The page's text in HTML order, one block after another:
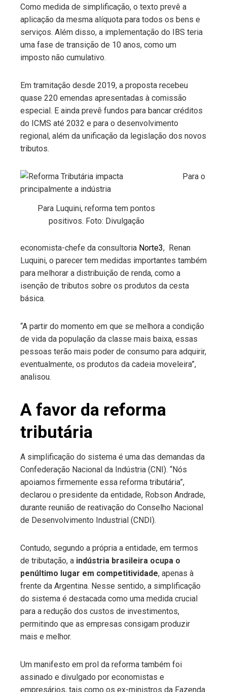
Como medida de simplificação, o texto prevê a
aplicação da mesma alíquota para todos os bens e
serviços. Além disso, a implementação do IBS teria
uma fase de transição de 10 anos, como um
imposto não cumulativo.
Em tramitação desde 2019, a proposta recebeu
quase 220 emendas apresentadas à comissão
especial. E ainda prevê fundos para bancar créditos
do ICMS até 2032 e para o desenvolvimento
regional, além da unificação da legislação dos novos
tributos.
Para Luquini, reforma tem pontos
positivos. Foto: Divulgação
Para o
economista-chefe da consultoria Norte3, Renan
Luquini, o parecer tem medidas importantes também
para melhorar a distribuição de renda, como a
isenção de tributos sobre os produtos da cesta
básica.
“A partir do momento em que se melhora a condição
de vida da população da classe mais baixa, essas
pessoas terão mais poder de consumo para adquirir,
eventualmente, os produtos da cadeia moveleira”,
analisou.
A favor da reforma
tributária
A simplificação do sistema é uma das demandas da
Confederação Nacional da Indústria (CNI). “Nós
apoiamos firmemente essa reforma tributária”,
declarou o presidente da entidade, Robson Andrade,
durante reunião de reativação do Conselho Nacional
de Desenvolvimento Industrial (CNDI).
Contudo, segundo a própria a entidade, em termos
de tributação, a indústria brasileira ocupa o
penúltimo lugar em competitividade, apenas à
frente da Argentina. Nesse sentido, a simplificação
do sistema é destacada como uma medida crucial
para a redução dos custos de investimentos,
permitindo que as empresas consigam produzir
mais e melhor.
Um manifesto em prol da reforma também foi
assinado e divulgado por economistas e
empresários, tais como os ex-ministros da Fazenda